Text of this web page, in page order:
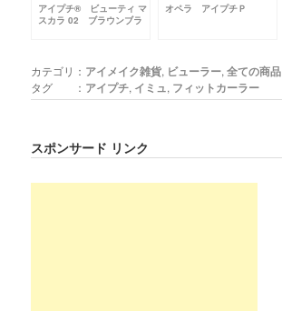
アイプチ® ビューティ マ
スカラ 02 ブラウンブラ
オペラ アイプチＰ
カテゴリ： アイメイク雑貨, ビューラー,全ての商品
タグ ： アイプチ, イミュ, フィットカーラー
スポンサード リンク